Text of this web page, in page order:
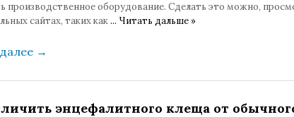
производственное оборудование. Сделать это можно,
сайтах, таких как... Читать дальше »
→
энцефалитного клеща от